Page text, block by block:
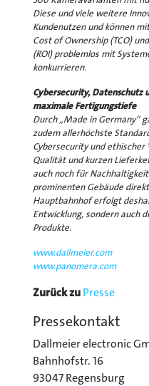
Diese und viele weitere
Kundenutzen und können
Cost of Ownership (TCO)
(ROI) problemlos mit
konkurrieren.
Cybersecurity, Datenschutz
maximale Fertigungstiefe
Durch „Made in Germany“
zudem allerhöchste
Cybersecurity und
Qualität und kurzen
auch noch für
prominenten Gebäude
Hauptbahnhof erfolgt
Entwicklung, sondern auch
Produkte.
www.dallmeier.com
www.panomera.com
Zurück zuPresse
Pressekontakt
Dallmeier electronic
Bahnhofstr. 16
93047 Regensburg